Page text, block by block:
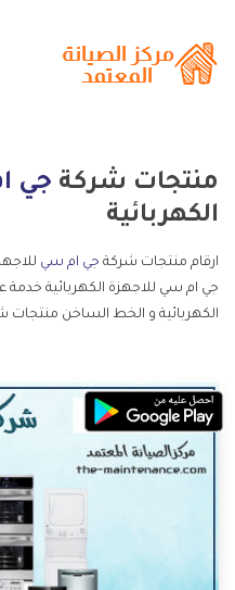
منتجات شركة جي
الكهربائية
ارقام منتجات شركة جي ام سي
جي ام سي للاجهزة الكهربائية
الكهربائية و الخط الساخن منتجات